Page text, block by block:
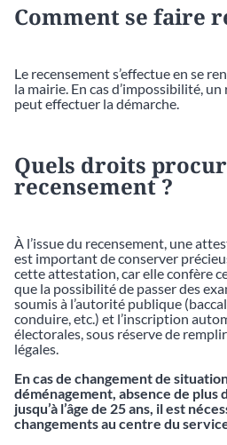
Comment se faire
Le recensement s’effectue en se
la mairie. En cas d’impossibilité,
peut effectuer la démarche.
Quels droits
recensement ?
À l’issue du recensement, une
est important de conserver
cette attestation, car elle confère
que la possibilité de passer des
soumis à l’autorité publique
conduire, etc.) et l’inscription
électorales, sous réserve de
légales.
En cas de changement de
déménagement, absence de plus
jusqu’à l’âge de 25 ans, il est
changements au centre du